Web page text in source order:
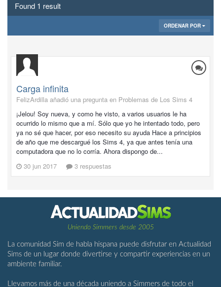
Found 1 result
ORDENAR POR
Carga infinita
FelizArdilla añadió una pregunta en Problemas de Los Sims 4
¡Jelou! Soy nueva, y como he visto, a varios usuarios le ha
ocurrido lo mismo que a mí. Sólo que yo he intentado todo, pero
ya no sé que hacer, por eso necesito su ayuda Hace a principios
de año que me descargué los Sims 4, ya que antes tenía una
computadora que no lo corría. Ahora dispongo de...
30 jun 2017
3 respuestas
Uniendo Simmers desde 2005
La comunidad Sim de habla hispana puede disfrutar en Actualidad
Sims de un lugar donde divertirse y compartir experiencias en un
ambiente familiar.
Llevamos más de una década uniendo a Simmers de todo el